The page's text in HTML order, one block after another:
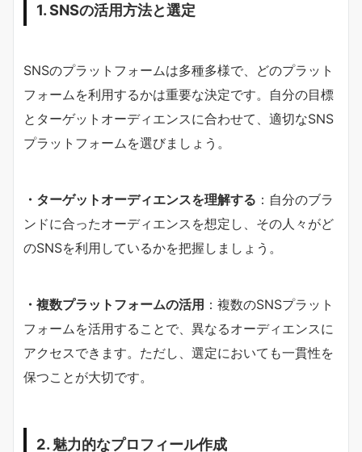
1. SNSの活用方法と選定
SNSのプラットフォームは多種多様で、どのプラット
フォームを利用するかは重要な決定です。自分の目標
とターゲットオーディエンスに合わせて、適切なSNS
プラットフォームを選びましょう。
・ターゲットオーディエンスを理解する ：自分のブラ
ンドに合ったオーディエンスを想定し、その人々がど
のSNSを利用しているかを把握しましょう。
・複数プラットフォームの活用 ：複数のSNSプラット
フォームを活用することで、異なるオーディエンスに
アクセスできます。ただし、選定においても一貫性を
保つことが大切です。
2. 魅力的なプロフィール作成